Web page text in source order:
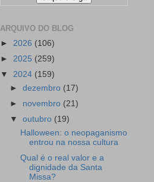
ARQUIVO DO BLOG
► 2026 (106)
► 2025 (259)
▼ 2024 (159)
►dezembro (17)
► novembro (21)
▼outubro (19)
Halloween: o neopaganismo
entrou na nossa cultura
Qual é o real valor e a
dignidade da Santa
Missa?